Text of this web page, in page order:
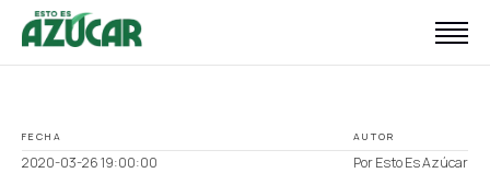
Con balance
FECHA
2020-03-26 19:00:00
AUTOR
Por Esto Es Azúcar